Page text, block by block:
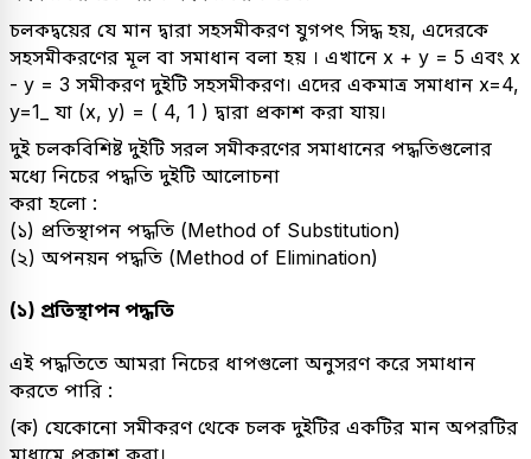
চলকদ্বয়ের যে মান দ্বারা সহসমীকরণ যুগপৎ সিদ্ধ হয়, এদেরকে
সহসমীকরণের মূল বা সমাধান বলা হয় । এখানে x + y = 5 এবং x
- y = 3 সমীকরণ দুইটি সহসমীকরণ। এদের একমাত্র সমাধান x=4,
y=1_ যা (x, y) = ( 4, 1 ) দ্বারা প্রকাশ করা যায়।
দুই চলকবিশিষ্ট দুইটি সরল সমীকরণের সমাধানের পদ্ধতিগুলোর
মধ্যে নিচের পদ্ধতি দুইটি আলোচনা
করা হলো :
(১) প্রতিস্থাপন পদ্ধতি (Method of Substitution)
(২) অপনয়ন পদ্ধতি (Method of Elimination)
(১) প্রতিস্থাপন পদ্ধতি
এই পদ্ধতিতে আমরা নিচের ধাপগুলো অনুসরণ করে সমাধান
করতে পারি :
(ক) যেকোনো সমীকরণ থেকে চলক দুইটির একটির মান অপরটির
মাধ্যমে প্রকাশ করা।